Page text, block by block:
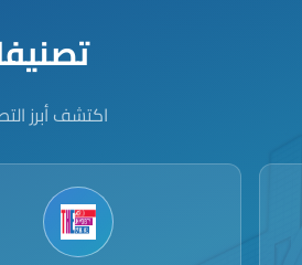
اكتشف أبرز